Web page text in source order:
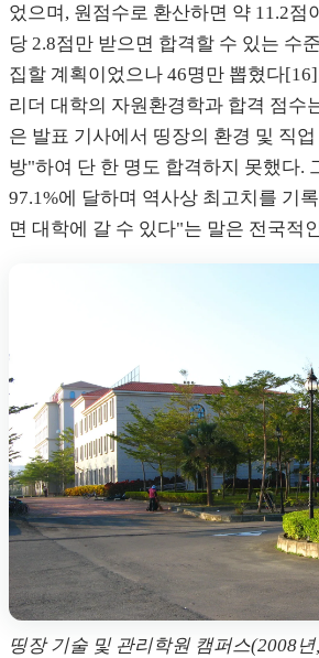
었으며, 원점수로 환산하면 약 11.2점
당 2.8점만 받으면 합격할 수 있는 수
집할 계획이었으나 46명만 뽑혔다
리더 대학의 자원환경학과 합격 점수
은 발표 기사에서 띵장의 환경 및 직
방"하여 단 한 명도 합격하지 못했다.
97.1%에 달하며 역사상 최고치를 기
면 대학에 갈 수 있다"는 말은 전국적
띵장 기술 및 관리학원 캠퍼스(2008